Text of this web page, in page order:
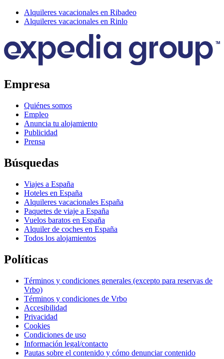
Alquileres vacacionales en Ribadeo
Alquileres vacacionales en Rinlo
Empresa
Quiénes somos
Empleo
Anuncia tu alojamiento
Publicidad
Prensa
Búsquedas
Viajes a España
Hoteles en España
Alquileres vacacionales España
Paquetes de viaje a España
Vuelos baratos en España
Alquiler de coches en España
Todos los alojamientos
Políticas
Términos y condiciones generales (excepto para reservas de
Vrbo)
Términos y condiciones de Vrbo
Accesibilidad
Privacidad
Cookies
Condiciones de uso
Información legal/contacto
Pautas sobre el contenido y cómo denunciar contenido